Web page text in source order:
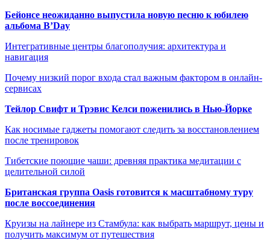
Бейонсе неожиданно выпустила новую песню к юбилею
альбома B’Day
Интегративные центры благополучия: архитектура и
навигация
Почему низкий порог входа стал важным фактором в онлайн-
сервисах
Тейлор Свифт и Трэвис Келси поженились в Нью-Йорке
Как носимые гаджеты помогают следить за восстановлением
после тренировок
Тибетские поющие чаши: древняя практика медитации с
целительной силой
Британская группа Oasis готовится к масштабному туру
после воссоединения
Круизы на лайнере из Стамбула: как выбрать маршрут, цены и
получить максимум от путешествия